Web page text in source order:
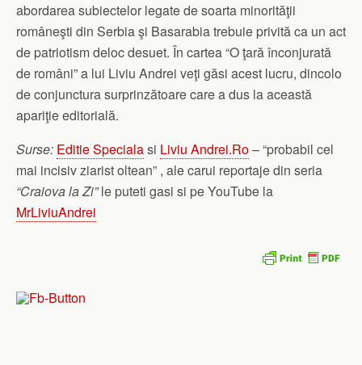
abordarea subiectelor legate de soarta minorităţii
româneşti din Serbia şi Basarabia trebuie privită ca un act
de patriotism deloc desuet. În cartea “O ţară înconjurată
de români” a lui Liviu Andrei veţi găsi acest lucru, dincolo
de conjunctura surprinzătoare care a dus la această
apariţie editorială.
Surse: Editie Specialasi Liviu Andrei.Ro– “probabil cel
mai incisiv ziarist oltean” , ale carui reportaje din seria
“Craiova la Zi”le puteti gasi si pe YouTube la
MrLiviuAndrei